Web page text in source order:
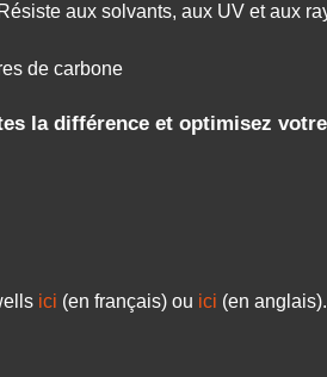
Résiste aux solvants, aux UV et aux
de carbone
la différence et optimisez
ici (en français) ou ici (en anglais).